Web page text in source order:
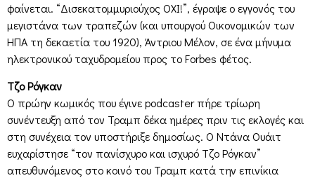
φαίνεται. “Δισεκατομμυριούχος ΟΧΙ!”, έγραψε ο εγγονός του
μεγιστάνα των τραπεζών (και υπουργού Οικονομικών των
ΗΠΑ τη δεκαετία του 1920), Άντριου Μέλον, σε ένα μήνυμα
ηλεκτρονικού ταχυδρομείου προς το Forbes φέτος.
Τζο Ρόγκαν
Ο πρώην κωμικός που έγινε podcaster πήρε τρίωρη
συνέντευξη από τον Τραμπ δέκα ημέρες πριν τις εκλογές και
στη συνέχεια τον υποστήριξε δημοσίως. Ο Ντάνα Ουάιτ
ευχαρίστησε “τον πανίσχυρο και ισχυρό Τζο Ρόγκαν”
απευθυνόμενος στο κοινό του Τραμπ κατά την επινίκια